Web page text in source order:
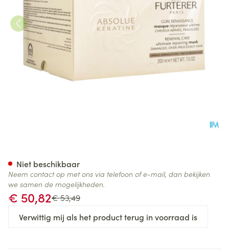
Adviesprijs
€ 53,49
Promotie prijs
€ 50,82
Verwittig mij als het product terug in voorraad is
Niet beschikbaar
Neem contact op met ons via telefoon of e-mail, dan bekijken
we samen de mogelijkheden.